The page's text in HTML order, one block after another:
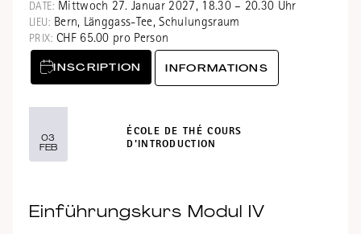
DATE: Mittwoch 27. Januar 2027, 18.30 – 20.30 Uhr
LIEU: Bern, Länggass-Tee, Schulungsraum
PRIX: CHF 65.00 pro Person
INSCRIPTION INFORMATIONS
03
FEB
ÉCOLE DE THÉ COURS
D'INTRODUCTION
Einführungskurs Modul IV